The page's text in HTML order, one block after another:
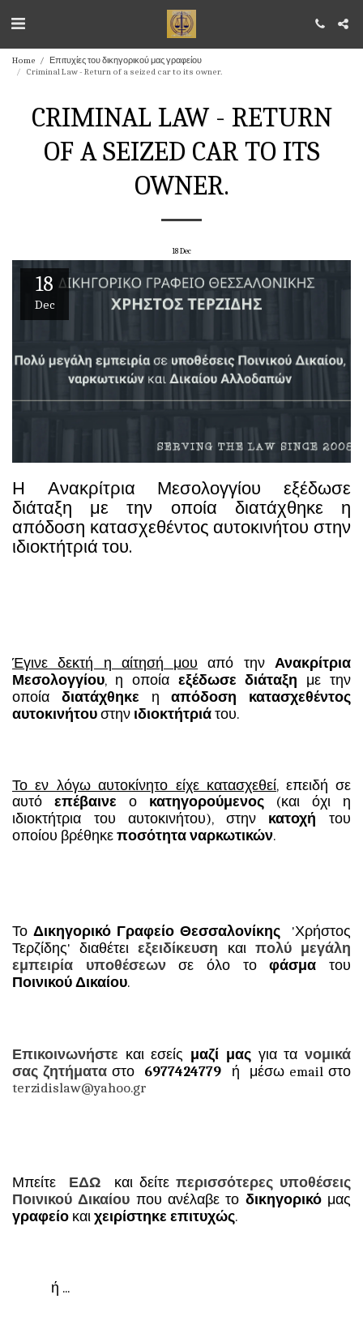
Home
Επιτυχίες του δικηγορικού μας γραφείου
Criminal Law - Return of a seized car to its owner.
CRIMINAL LAW - RETURN
OF A SEIZED CAR TO ITS
OWNER.
18Dec
18
Dec
Η Ανακρίτρια Μεσολογγίου εξέδωσε
διάταξη με την οποία διατάχθηκε η
απόδοση κατασχεθέντος αυτοκινήτου στην
ιδιοκτήτριά του.
Έγινε δεκτή η αίτησή μου από την Ανακρίτρια
Μεσολογγίου, η οποία εξέδωσε διάταξη με την
οποία διατάχθηκε ηαπόδοση κατασχεθέντος
αυτοκινήτου στην ιδιοκτήτριά του.
Το εν λόγω αυτοκίνητο είχε κατασχεθεί, επειδή σε
αυτό επέβαινε ο κατηγορούμενος (και όχι η
ιδιοκτήτρια του αυτοκινήτου), στην κατοχήτου
οποίου βρέθηκε ποσότητα ναρκωτικών.
Το Δικηγορικό Γραφείο Θεσσαλονίκης 'Χρήστος
Τερζίδης' διαθέτειεξειδίκευση και πολύ μεγάλη
εμπειρία υποθέσεωνσε όλο τοφάσματου
Ποινικού Δικαίου.
Επικοινωνήστε και εσείς μαζί μαςγια τανομικά
σας ζητήματα στο 6977424779 ή μέσω email στο
terzidislaw@yahoo.gr
Μπείτε ΕΔΩ και δείτε περισσότερες υποθέσεις
Ποινικού Δικαίου που ανέλαβε το δικηγορικό μας
γραφείο και χειρίστηκε επιτυχώς.
ή ...